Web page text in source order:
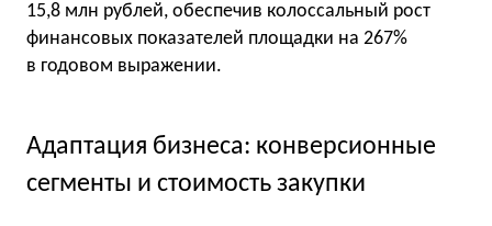
15,8 млн рублей, обеспечив колоссальный рост
финансовых показателей площадки на 267%
в годовом выражении.
Адаптация бизнеса: конверсионные
сегменты и стоимость закупки